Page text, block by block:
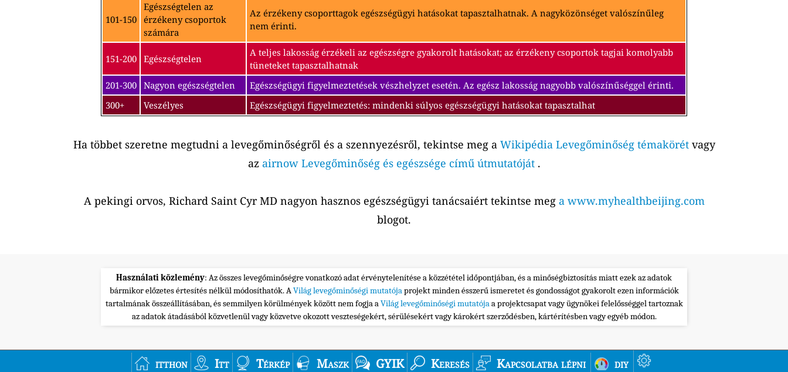
101-150
Egészségtelen az
érzékeny csoportok
számára
Az érzékeny csoporttagok egészségügyi hatásokat tapasztalhatnak. A nagyközönséget valószínűleg
nem érinti.
151-200 Egészségtelen
A teljes lakosság érzékeli az egészségre gyakorolt hatásokat; az érzékeny csoportok tagjai komolyabb
tüneteket tapasztalhatnak
201-300 Nagyon egészségtelen
Egészségügyi figyelmeztetések vészhelyzet esetén. Az egész lakosság nagyobb valószínűséggel érinti.
300+
Veszélyes Egészségügyi figyelmeztetés: mindenki súlyos egészségügyi hatásokat tapasztalhat
Ha többet szeretne megtudni a levegőminőségről és a szennyezésről, tekintse meg a Wikipédia Levegőminőség témakörétvagy
az airnow Levegőminőség és egészsége című útmutatóját.
A pekingi orvos, Richard Saint Cyr MD nagyon hasznos egészségügyi tanácsaiért tekintse meg a www.myhealthbeijing.com
blogot.
Használati közlemény: Az összes levegőminőségre vonatkozó adat érvénytelenítése a közzététel időpontjában, és a minőségbiztosítás miatt ezek az adatok
bármikor előzetes értesítés nélkül módosíthatók. AVilág levegőminőségi mutatójaprojekt minden ésszerű ismeretet és gondosságot gyakorolt ezen információk
tartalmának összeállításában, és semmilyen körülmények között nem fogja aVilág levegőminőségi mutatójaa projektcsapat vagy ügynökei felelősséggel tartoznak
az adatok átadásából közvetlenül vagy közvetve okozott veszteségekért, sérülésekért vagy károkért szerződésben, kártérítésben vagy egyéb módon.
itthon Itt Térkép Maszk GYIK Keresés Kapcsolatba lépni diy